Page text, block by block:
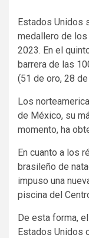
Estados Unidos
medallero de
2023. En el
barrera de las
(51 de oro, 28
Los
de México, su
momento, ha
En cuanto a los
brasileño de
impuso una
piscina del
De esta forma,
Estados Unidos